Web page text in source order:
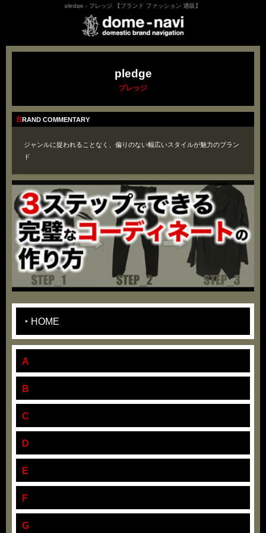
pledge - プレッジ 【ブランド ファッション 通販】
pledge
プレッジ
BRAND COMMENTARY
ジャンルに捉われることなく、偏りのない幅広いスタイルが魅力のブラン
ド
HOME
A
B
C
D
E
F
G